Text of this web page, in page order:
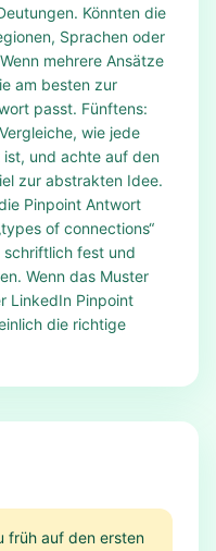
Könnten die
Sprachen oder
mehrere Ansätze
am besten zur
passt. Fünftens:
wie jede
und achte auf den
zur abstrakten Idee.
Pinpoint Antwort
of connections“
schriftlich fest und
Wenn das Muster
LinkedIn Pinpoint
die richtige
früh auf den ersten